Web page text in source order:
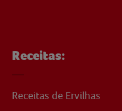
Receitas:
Receitas de Ervilhas